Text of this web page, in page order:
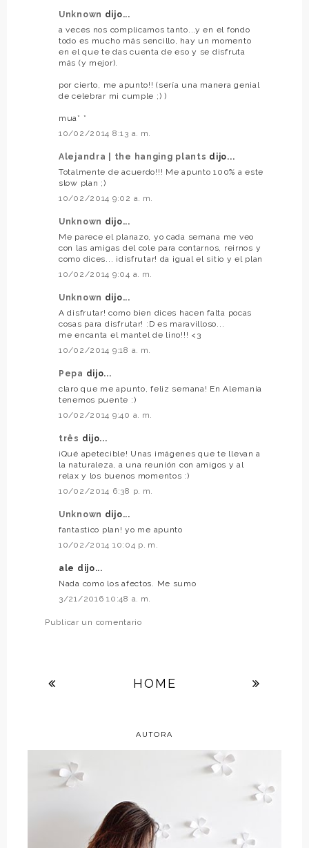
Unknown dijo...
a veces nos complicamos tanto...y en el fondo
todo es mucho más sencillo, hay un momento
en el que te das cuenta de eso y se disfruta
más (y mejor).
por cierto, me apunto!! (sería una manera genial
de celebrar mi cumple ;) )
mua* *
10/02/2014 8:13 a. m.
Alejandra | the hanging plants dijo...
Totalmente de acuerdo!!! Me apunto 100% a este
slow plan ;)
10/02/2014 9:02 a. m.
Unknown dijo...
Me parece el planazo, yo cada semana me veo
con las amigas del cole para contarnos, reirnos y
como dices... ¡disfrutar! da igual el sitio y el plan
10/02/2014 9:04 a. m.
Unknown dijo...
A disfrutar! como bien dices hacen falta pocas
cosas para disfrutar! :D es maravilloso...
me encanta el mantel de lino!!! <3
10/02/2014 9:18 a. m.
Pepa dijo...
claro que me apunto, feliz semana! En Alemania
tenemos puente :)
10/02/2014 9:40 a. m.
três dijo...
¡Qué apetecible! Unas imágenes que te llevan a
la naturaleza, a una reunión con amigos y al
relax y los buenos momentos :)
10/02/2014 6:38 p. m.
Unknown dijo...
fantastico plan! yo me apunto
10/02/2014 10:04 p. m.
ale dijo...
Nada como los afectos. Me sumo
3/21/2016 10:48 a. m.
Publicar un comentario
HOME
AUTORA